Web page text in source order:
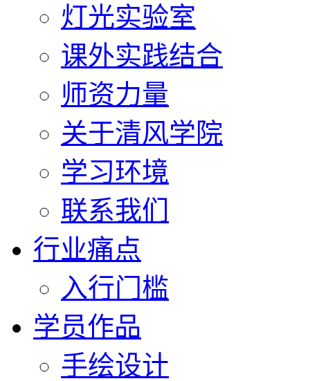
灯光实验室
课外实践结合
师资力量
关于清风学院
学习环境
联系我们
行业痛点
入行门槛
学员作品
手绘设计